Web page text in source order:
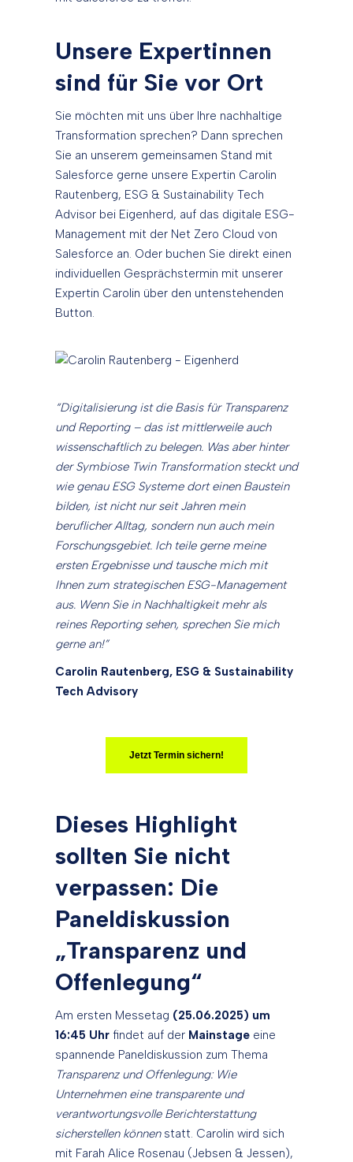
Unsere Expertinnen
sind für Sie vor Ort
Sie möchten mit uns über Ihre nachhaltige
Transformation sprechen? Dann sprechen
Sie an unserem gemeinsamen Stand mit
Salesforce gerne unsere Expertin Carolin
Rautenberg, ESG & Sustainability Tech
Advisor bei Eigenherd, auf das digitale ESG-
Management mit der Net Zero Cloud von
Salesforce an. Oder buchen Sie direkt einen
individuellen Gesprächstermin mit unserer
Expertin Carolin über den untenstehenden
Button.
“Digitalisierung ist die Basis für Transparenz
und Reporting – das ist mittlerweile auch
wissenschaftlich zu belegen. Was aber hinter
der Symbiose Twin Transformation steckt und
wie genau ESG Systeme dort einen Baustein
bilden, ist nicht nur seit Jahren mein
beruflicher Alltag, sondern nun auch mein
Forschungsgebiet. Ich teile gerne meine
ersten Ergebnisse und tausche mich mit
Ihnen zum strategischen ESG-Management
aus. Wenn Sie in Nachhaltigkeit mehr als
reines Reporting sehen, sprechen Sie mich
gerne an!”
Carolin Rautenberg, ESG & Sustainability
Tech Advisory
Jetzt Termin sichern!
Dieses Highlight
sollten Sie nicht
verpassen: Die
Paneldiskussion
„Transparenz und
Offenlegung“
Am ersten Messetag (25.06.2025) um
16:45 Uhr findet auf der Mainstage eine
spannende Paneldiskussion zum Thema
Transparenz und Offenlegung: Wie
Unternehmen eine transparente und
verantwortungsvolle Berichterstattung
sicherstellen können statt. Carolin wird sich
mit Farah Alice Rosenau (Jebsen & Jessen),